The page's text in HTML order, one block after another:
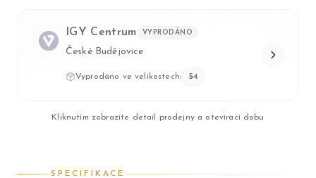
IGY Centrum VYPRODÁNO
České Budějovice
Vyprodáno ve velikostech: 54
Kliknutím zobrazíte detail prodejny a otevírací dobu
SPECIFIKACE